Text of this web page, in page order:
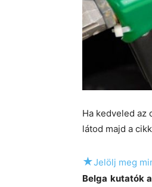
Ha kedveled az
látod majd a
★Jelölj meg
Belga kutatók